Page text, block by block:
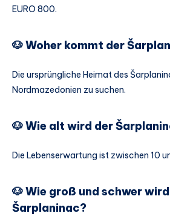
EURO 800.
🐶 Woher kommt der
Die ursprüngliche Heimat des
Nordmazedonien zu suchen.
🐶 Wie alt wird der
Die Lebenserwartung ist zwischen 10
🐶 Wie groß und schwer
Šarplaninac?